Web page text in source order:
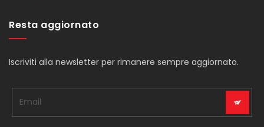
Resta aggiornato
Iscriviti alla newsletter per rimanere sempre aggiornato.